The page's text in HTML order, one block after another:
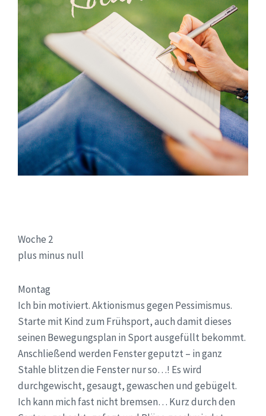
Woche 2
plus minus null
Montag
Ich bin motiviert. Aktionismus gegen Pessimismus.
Starte mit Kind zum Frühsport, auch damit dieses
seinen Bewegungsplan in Sport ausgefüllt bekommt.
Anschließend werden Fenster geputzt – in ganz
Stahle blitzen die Fenster nur so…! Es wird
durchgewischt, gesaugt, gewaschen und gebügelt.
Ich kann mich fast nicht bremsen… Kurz durch den